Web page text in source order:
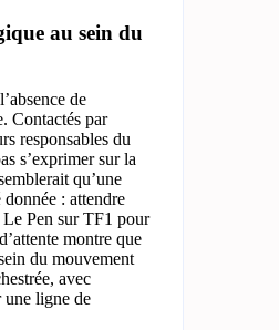
au sein du
de
Contactés par
responsables du
s’exprimer sur la
qu’une
: attendre
Pen sur TF1 pour
montre que
du mouvement
avec
une ligne de